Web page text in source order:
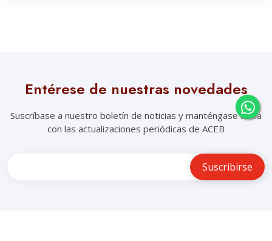
Entérese de nuestras novedades
Suscríbase a nuestro boletín de noticias y manténgase al día
con las actualizaciones periódicas de ACEB